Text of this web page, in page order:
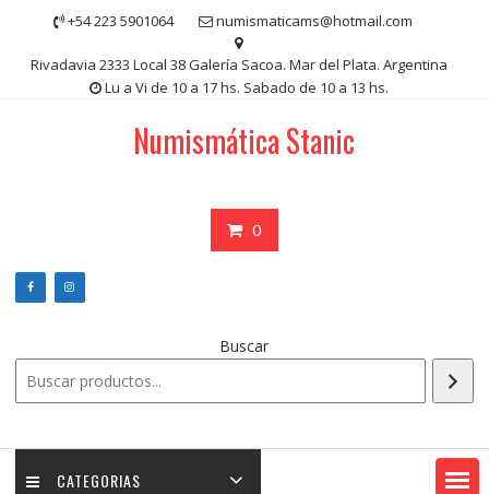
contenido
+54 223 5901064 numismaticams@hotmail.com
Rivadavia 2333 Local 38 Galería Sacoa. Mar del Plata. Argentina
Lu a Vi de 10 a 17 hs. Sabado de 10 a 13 hs.
Numismática Stanic
0
Buscar
CATEGORIAS